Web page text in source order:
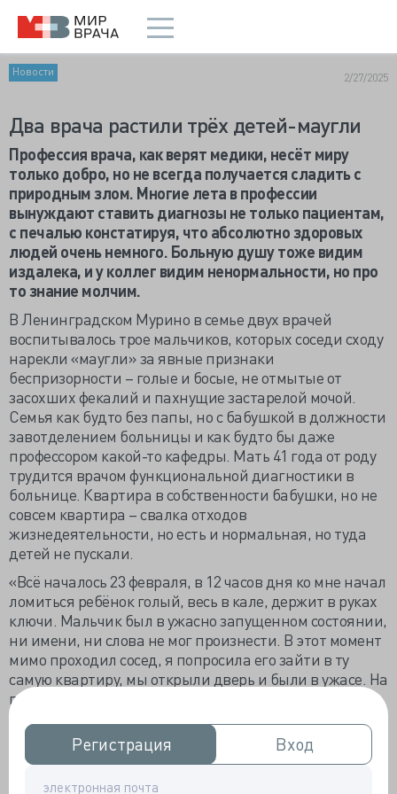
Регистрация
Регистрация Вход
Вход
Новости 2/27/2025
Два врача растили трёх детей-маугли
Профессия врача, как верят медики, несёт миру
только добро, но не всегда получается сладить с
природным злом. Многие лета в профессии
вынуждают ставить диагнозы не только пациентам,
с печалью констатируя, что абсолютно здоровых
людей очень немного. Больную душу тоже видим
издалека, и у коллег видим ненормальности, но про
то знание молчим.
В Ленинградском Мурино в семье двух врачей
воспитывалось трое мальчиков, которых соседи сходу
нарекли «маугли» за явные признаки
беспризорности – голые и босые, не отмытые от
засохших фекалий и пахнущие застарелой мочой.
Семья как будто без папы, но с бабушкой в должности
завотделением больницы и как будто бы даже
профессором какой-то кафедры. Мать 41 года от роду
трудится врачом функциональной диагностики в
больнице. Квартира в собственности бабушки, но не
совсем квартира – свалка отходов
жизнедеятельности, но есть и нормальная, но туда
детей не пускали.
«Всё началось 23 февраля, в 12 часов дня ко мне начал
ломиться ребёнок голый, весь в кале, держит в руках
ключи. Мальчик был в ужасно запущенном состоянии,
ни имени, ни слова не мог произнести. В этот момент
мимо проходил сосед, я попросила его зайти в ту
самую квартиру, мы открыли дверь и были в ужасе. На
полу спит ребёнок лет пяти, вещи разбросаны, на
стенах кал, въевшаяся моча, грязь и мусор», —
рассказала соседка Ольга.
Взрослых в квартире не нашлось, только трое
замурзанных детей: старшему 9 лет, среднему 5 лет и